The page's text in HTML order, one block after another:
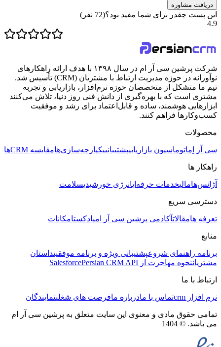
دریافت مشاوره
این پست چقدر برای شما مفید بود؟(
72 نفر)
4.9
شرکت پرشین سی آر ام در سال ۱۳۹۸ با هدف ارائه راهکارهای
نوآورانه در حوزه مدیریت ارتباط با مشتریان (CRM) تأسیس شد.
تیم ما متشکل از متخصصان حوزه نرم‌افزار، بازاریابی و تجربه
مشتری است که با بهره‌گیری از دانش فنی روز دنیا، تلاش می‌کنند
ابزارهایی هوشمند، ساده و قابل‌اعتماد برای رشد و موفقیت
کسب‌وکارها فراهم کنند.
محصولات
سی آر اِماتوماسیون بازاریابیپشتیبانییکپارچه‌سازی‌هامقایسه CRMها
راهکار ها
آژانس‌هامالیخدمات حرفه‌ایانرژی خورشیدیسلامت
دسترسی سریع
تعرفه هامقالاتآکادمی پرشین سی آر امپادکستامکانات
منابع
برنامه راهنمای شروعپشتیبانی ویژه و برنامه موفقیتداستان
مشتریاننحوه مهاجرت از Salesforce Persian CRM API
ارتباط با ما
نرم افزار crm تماس با مادرباره مافرصت های شغلینمایندگان
تمامی حقوق مادی و معنوی این سایت متعلق به پرشین سی آر ام
می باشد. © 1404